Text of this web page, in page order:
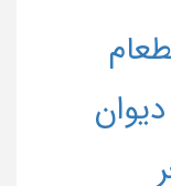
دیوان